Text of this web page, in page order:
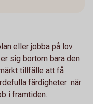
eller jobba på lov
sig bortom bara den
tillfälle att få
färdigheter när
i framtiden.